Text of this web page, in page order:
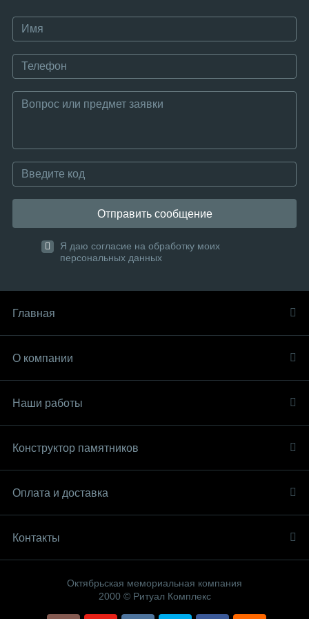
Отправить сообщение
Я даю согласие на обработку моих
персональных данных
Главная
О компании
Наши работы
Конструктор памятников
Оплата и доставка
Контакты
Октябрьская мемориальная компания
2000 © Ритуал Комплекс